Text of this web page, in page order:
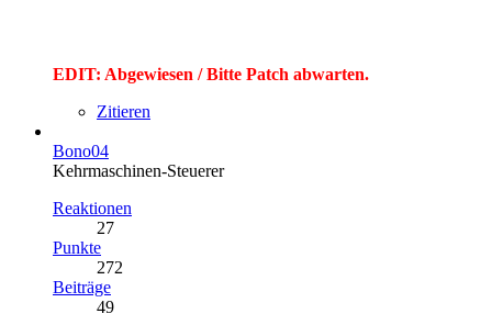
EDIT: Abgewiesen / Bitte Patch abwarten.
Zitieren
Bono04
Kehrmaschinen-Steuerer
Reaktionen
27
Punkte
272
Beiträge
49